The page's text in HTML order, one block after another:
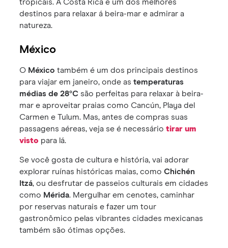
tropicais. A Costa Rica é um dos melhores
destinos para relaxar á beira-mar e admirar a
natureza.
México
O México também é um dos principais destinos
para viajar em janeiro, onde astemperaturas
médias de 28°C são perfeitas para relaxar à beira-
mar e aproveitar praias como Cancún, Playa del
Carmen e Tulum. Mas, antes de compras suas
passagens aéreas, veja se é necessáriotirar um
visto para lá.
Se você gosta de cultura e história, vai adorar
explorar ruínas históricas maias, comoChichén
Itzá, ou desfrutar de passeios culturais em cidades
como Mérida. Mergulhar em cenotes, caminhar
por reservas naturais e fazer um tour
gastronômico pelas vibrantes cidades mexicanas
também são ótimas opções.